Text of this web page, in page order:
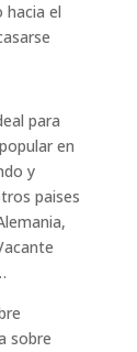
hacia el
para
en
y
paises
sobre